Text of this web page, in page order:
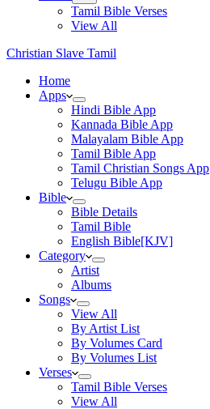
Tamil Bible Verses
View All
Christian Slave Tamil
Home
Apps
Hindi Bible App
Kannada Bible App
Malayalam Bible App
Tamil Bible App
Tamil Christian Songs App
Telugu Bible App
Bible
Bible Details
Tamil Bible
English Bible[KJV]
Category
Artist
Albums
Songs
View All
By Artist List
By Volumes Card
By Volumes List
Verses
Tamil Bible Verses
View All